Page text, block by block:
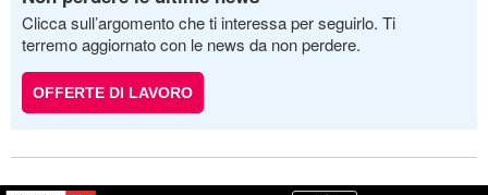
Clicca sull’argomento che ti interessa per seguirlo. Ti
terremo aggiornato con le news da non perdere.
OFFERTE DI LAVORO